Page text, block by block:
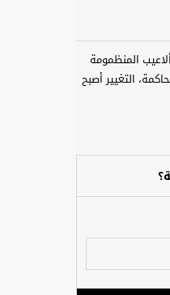
المنظمومة
التغيير أصبح